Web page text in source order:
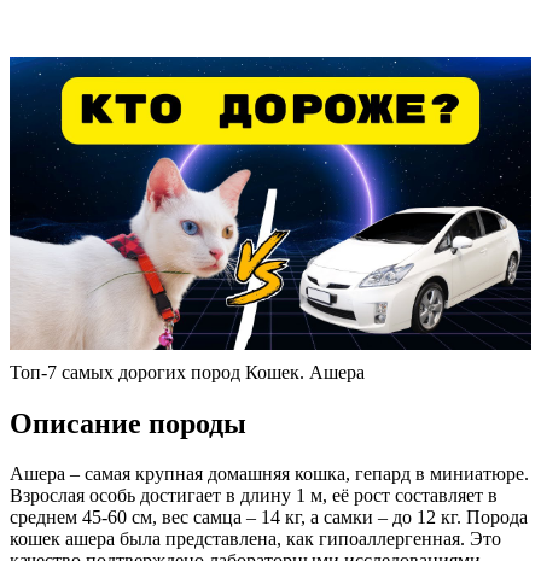
Топ-7 самых дорогих пород Кошек. Ашера
Описание породы
Ашера – самая крупная домашняя кошка, гепард в миниатюре.
Взрослая особь достигает в длину 1 м, её рост составляет в
среднем 45-60 см, вес самца – 14 кг, а самки – до 12 кг. Порода
кошек ашера была представлена, как гипоаллергенная. Это